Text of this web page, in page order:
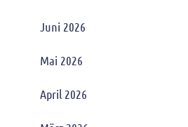
Juni 2026
Mai 2026
April 2026